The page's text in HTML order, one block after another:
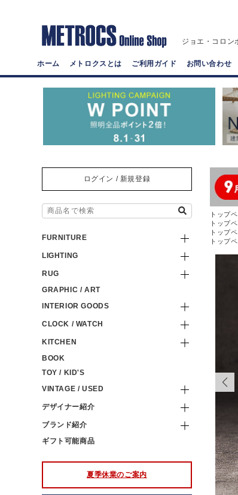
ジョエ・コロン
ホーム メトロクスとは ご利用ガイド お問い合わせ
ログイン / 新規登録
FURNITURE
LIGHTING
RUG
GRAPHIC / ART
INTERIOR GOODS
CLOCK / WATCH
KITCHEN
BOOK
TOY / KID'S
VINTAGE / USED
デザイナー紹介
ブランド紹介
ギフト可能商品
夏季休業のご案内
トップ
トップ
トップ
トップ